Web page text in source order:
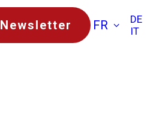
Newsletter FR
DE
IT